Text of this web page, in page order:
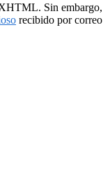
Sin embargo,
recibido por correo